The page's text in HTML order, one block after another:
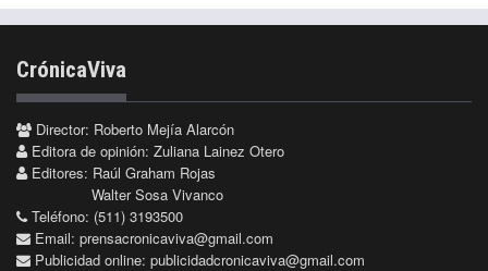
CrónicaViva
Director: Roberto Mejía Alarcón
Editora de opinión: Zuliana Lainez Otero
Editores: Raúl Graham Rojas
Walter Sosa Vivanco
Teléfono: (511) 3193500
Email: prensacronicaviva@gmail.com
Publicidad online: publicidadcronicaviva@gmail.com